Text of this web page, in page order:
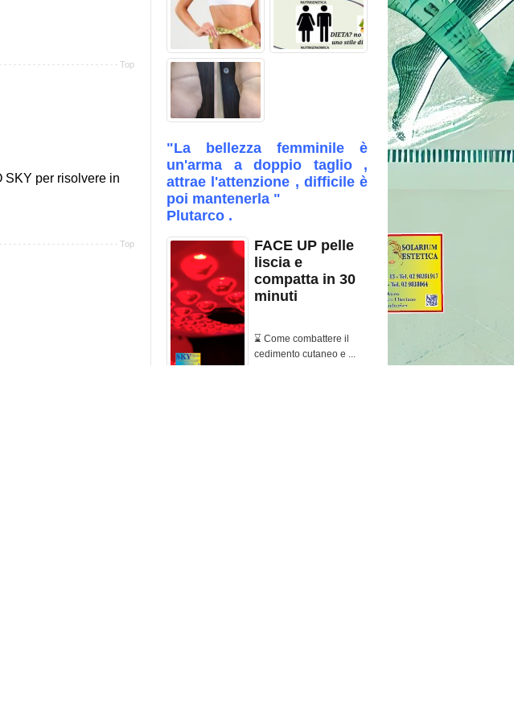
Top
SKY per risolvere in
Top
"La bellezza femminile è
un'arma a doppio taglio ,
attrae l'attenzione , difficile è
poi mantenerla "
Plutarco .
FACE UP pelle
liscia e
compatta in 30
minuti
⌛ Come combattere il
cedimento cutaneo e ...